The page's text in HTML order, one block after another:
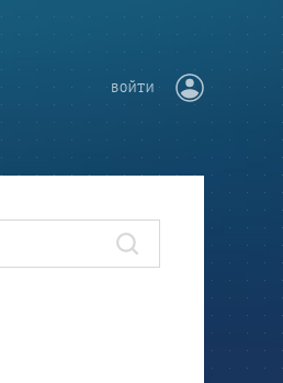
ВОЙТИ